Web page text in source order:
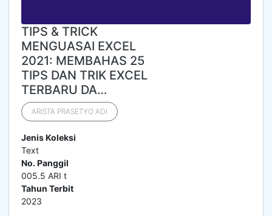
TIPS & TRICK
MENGUASAI EXCEL
2021: MEMBAHAS 25
TIPS DAN TRIK EXCEL
TERBARU DA…
ARISTA PRASETYO ADI
Jenis Koleksi
Text
No. Panggil
005.5 ARI t
Tahun Terbit
2023